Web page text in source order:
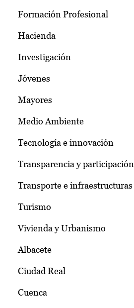
Formación Profesional
Hacienda
Investigación
Jóvenes
Mayores
Medio Ambiente
Tecnología e innovación
Transparencia y participación
Transporte e infraestructuras
Turismo
Vivienda y Urbanismo
Albacete
Ciudad Real
Cuenca